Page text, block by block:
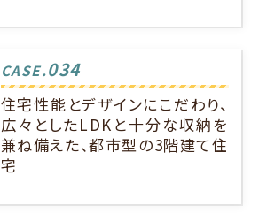
CASE.034
住宅性能とデザインにこだわり、
広々としたLDKと十分な収納を
兼ね備えた、都市型の3階建て住
宅